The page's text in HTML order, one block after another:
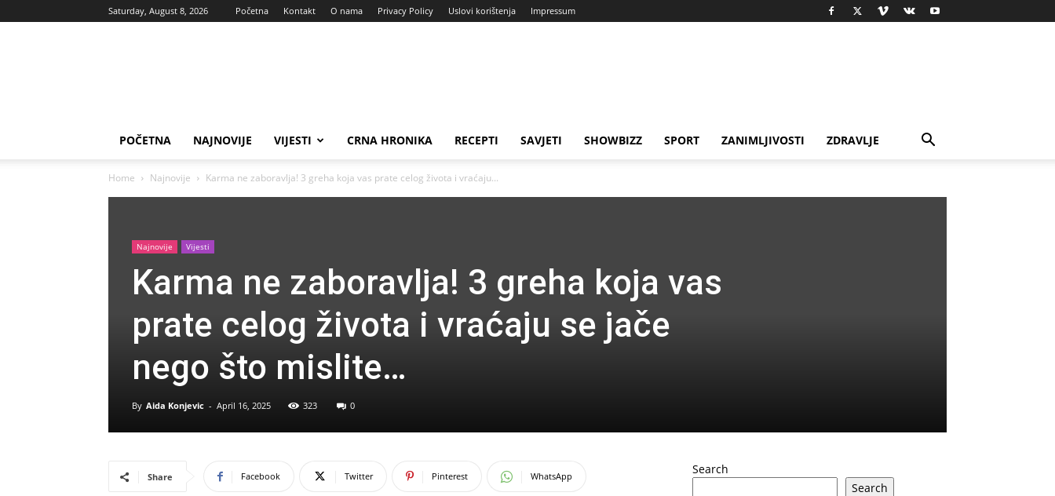
Saturday, August 8, 2026 Početna Kontakt O nama Privacy Policy Uslovi korištenja Impressum
POČETNA NAJNOVIJE VIJESTI CRNA HRONIKA RECEPTI SAVJETI SHOWBIZZ SPORT ZANIMLJIVOSTI ZDRAVLJE
Home Najnovije Karma ne zaboravlja! 3 greha koja vas prate celog života i vraćaju...
Najnovije Vijesti
Karma ne zaboravlja! 3 greha koja vas
prate celog života i vraćaju se jače
nego što mislite…
By Aida Konjevic - April 16, 2025 323 0
Share Facebook Twitter Pinterest WhatsApp
Search
Search